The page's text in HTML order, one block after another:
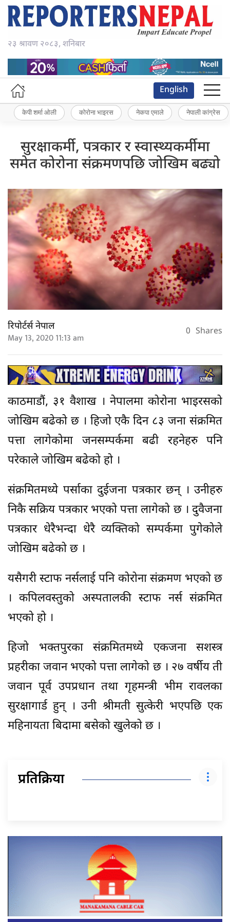
२३ श्रावण २०८३, शनिबार
English
केपी शर्मा ओली कोरोना भाइरस नेकपा एमाले नेपाली कांग्रेस
सुरक्षाकर्मी, पत्रकार र स्वास्थ्यकर्मीमा
समेत कोरोना संक्रमणपछि जोखिम बढ्यो
रिपोर्टर्स नेपाल
May 13, 2020 11:13 am 0 Shares
काठमाडौं, ३१ वैशाख । नेपालमा कोरोना भाइरसको
जोखिम बढेको छ । हिजो एकै दिन ८३ जना संक्रमित
पत्ता लागेकोमा जनसम्पर्कमा बढी रहनेहरु पनि
परेकाले जोखिम बढेको हो ।
संक्रमितमध्ये पर्साका दुईजना पत्रकार छन् । उनीहरु
निकै सक्रिय पत्रकार भएको पत्ता लागेको छ । दुवैजना
पत्रकार धेरैभन्दा धेरै व्यक्तिको सम्पर्कमा पुगेकोले
जोखिम बढेको छ ।
यसैगरी स्टाफ नर्सलाई पनि कोरोना संक्रमण भएको छ
। कपिलवस्तुको अस्पतालकी स्टाफ नर्स संक्रमित
भएको हो ।
हिजो भक्तपुरका संक्रमितमध्ये एकजना सशस्त्र
प्रहरीका जवान भएको पत्ता लागेको छ । २७ वर्षीय ती
जवान पूर्व उपप्रधान तथा गृहमन्त्री भीम रावलका
सुरक्षागार्ड हुन् । उनी श्रीमती सुत्केरी भएपछि एक
महिनायता बिदामा बसेको खुलेको छ ।
प्रतिक्रिया